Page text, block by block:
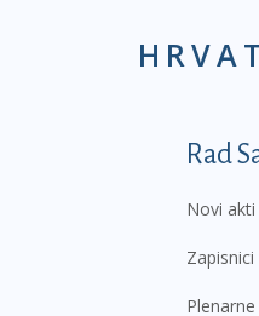
Rad
Novi akti
Zapisnici